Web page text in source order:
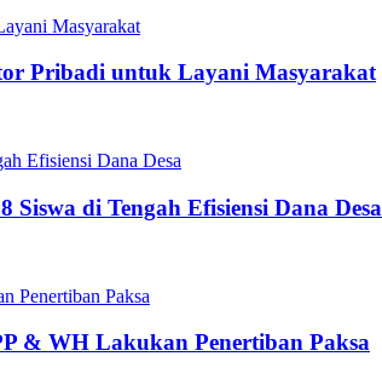
Pribadi untuk Layani Masyarakat
di Tengah Efisiensi Dana Desa
& WH Lakukan Penertiban Paksa